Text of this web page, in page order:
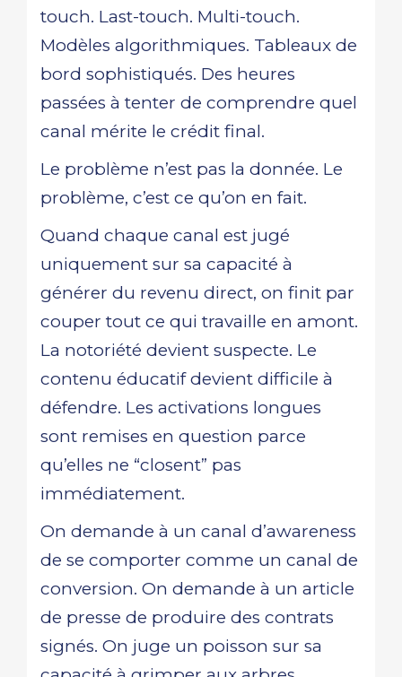
touch. Last-touch. Multi-touch.
Modèles algorithmiques. Tableaux de
bord sophistiqués. Des heures
passées à tenter de comprendre quel
canal mérite le crédit final.
Le problème n’est pas la donnée. Le
problème, c’est ce qu’on en fait.
Quand chaque canal est jugé
uniquement sur sa capacité à
générer du revenu direct, on finit par
couper tout ce qui travaille en amont.
La notoriété devient suspecte. Le
contenu éducatif devient difficile à
défendre. Les activations longues
sont remises en question parce
qu’elles ne “closent” pas
immédiatement.
On demande à un canal d’awareness
de se comporter comme un canal de
conversion. On demande à un article
de presse de produire des contrats
signés. On juge un poisson sur sa